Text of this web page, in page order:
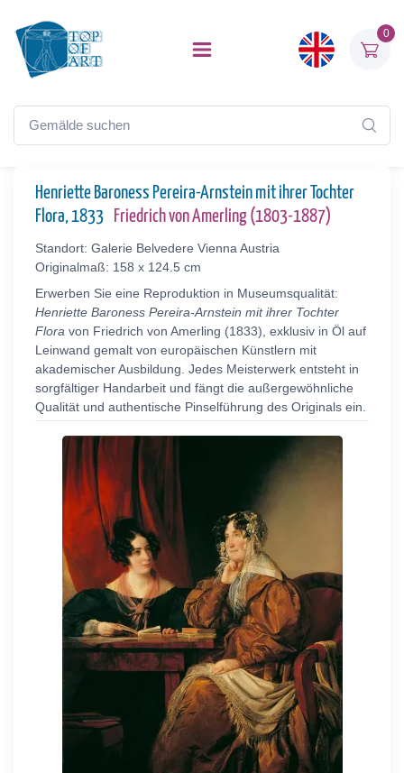
0
Henriette Baroness Pereira-Arnstein mit ihrer Tochter
Flora, 1833
Friedrich von Amerling (1803-1887)
Standort: Galerie Belvedere Vienna Austria
Originalmaß: 158 x 124.5 cm
Erwerben Sie eine Reproduktion in Museumsqualität:
Henriette Baroness Pereira-Arnstein mit ihrer Tochter
Flora von Friedrich von Amerling (1833), exklusiv in Öl auf
Leinwand gemalt von europäischen Künstlern mit
akademischer Ausbildung. Jedes Meisterwerk entsteht in
sorgfältiger Handarbeit und fängt die außergewöhnliche
Qualität und authentische Pinselführung des Originals ein.